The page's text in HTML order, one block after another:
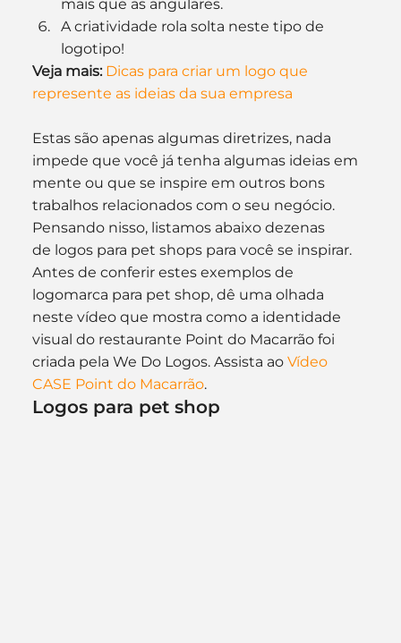
mais que as angulares.
A criatividade rola solta neste tipo de
logotipo!
Veja mais: Dicas para criar um logo que
represente as ideias da sua empresa
Estas são apenas algumas diretrizes, nada
impede que você já tenha algumas ideias em
mente ou que se inspire em outros bons
trabalhos relacionados com o seu negócio.
Pensando nisso, listamos abaixo dezenas
de logos para pet shops para você se inspirar.
Antes de conferir estes exemplos de
logomarca para pet shop, dê uma olhada
neste vídeo que mostra como a identidade
visual do restaurante Point do Macarrão foi
criada pela We Do Logos. Assista ao Vídeo
CASE Point do Macarrão.
Logos para pet shop